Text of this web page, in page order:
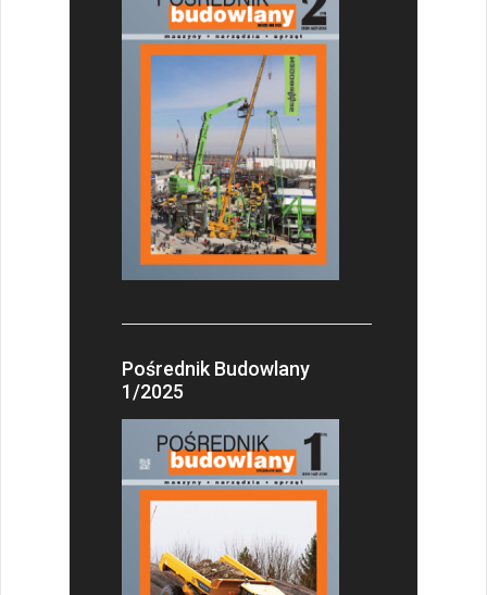
Pośrednik Budowlany
1/2025